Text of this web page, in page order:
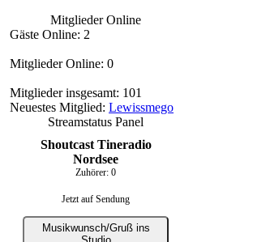
Mitglieder Online
Gäste Online: 2
Mitglieder Online: 0
Mitglieder insgesamt: 101
Neuestes Mitglied: Lewissmego
Streamstatus Panel
Shoutcast Tineradio
Nordsee
Zuhörer: 0
Jetzt auf Sendung
Musikwunsch/Gruß ins